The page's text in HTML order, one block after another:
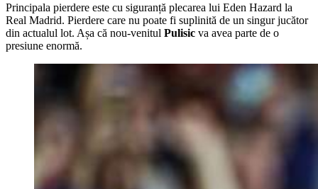
Principala pierdere este cu siguranță plecarea lui Eden Hazard la
Real Madrid. Pierdere care nu poate fi suplinită de un singur jucător
din actualul lot. Așa că nou-venitul Pulisic va avea parte de o
presiune enormă.